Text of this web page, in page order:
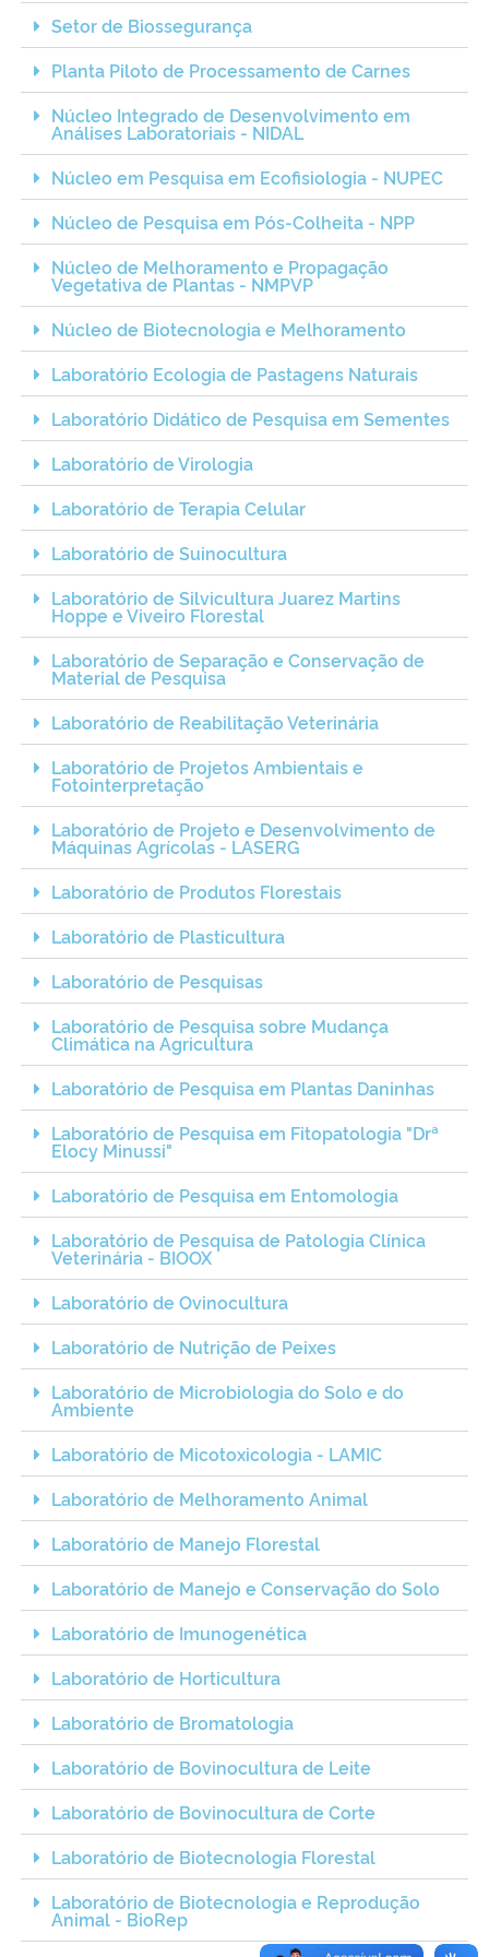
Ministério da Cidadania
Ministério da Saúde
Ministério de Minas e Energia
Ministério da Ciência, Tecnologia, Inovações e Comunicações
Ministério do Meio Ambiente
Ministério do Turismo
Ministério do Desenvolvimento Regional
Controladoria-Geral da União
Ministério da Mulher, da Família e dos Direitos Humanos
Secretaria de Governo
Gabinete de Segurança Institucional
Advocacia-Geral da União
Banco Central do Brasil
Planalto
Setor de Biossegurança
Planta Piloto de Processamento de Carnes
Núcleo Integrado de Desenvolvimento em
Análises Laboratoriais - NIDAL
Núcleo em Pesquisa em Ecofisiologia - NUPEC
Núcleo de Pesquisa em Pós-Colheita - NPP
Núcleo de Melhoramento e Propagação
Vegetativa de Plantas - NMPVP
Núcleo de Biotecnologia e Melhoramento
Laboratório Ecologia de Pastagens Naturais
Laboratório Didático de Pesquisa em Sementes
Laboratório de Virologia
Laboratório de Terapia Celular
Laboratório de Suinocultura
Laboratório de Silvicultura Juarez Martins
Hoppe e Viveiro Florestal
Laboratório de Separação e Conservação de
Material de Pesquisa
Laboratório de Reabilitação Veterinária
Laboratório de Projetos Ambientais e
Fotointerpretação
Laboratório de Projeto e Desenvolvimento de
Máquinas Agrícolas - LASERG
Laboratório de Produtos Florestais
Laboratório de Plasticultura
Laboratório de Pesquisas
Laboratório de Pesquisa sobre Mudança
Climática na Agricultura
Laboratório de Pesquisa em Plantas Daninhas
Laboratório de Pesquisa em Fitopatologia "Drª
Elocy Minussi"
Laboratório de Pesquisa em Entomologia
Laboratório de Pesquisa de Patologia Clínica
Veterinária - BIOOX
Laboratório de Ovinocultura
Laboratório de Nutrição de Peixes
Laboratório de Microbiologia do Solo e do
Ambiente
Laboratório de Micotoxicologia - LAMIC
Laboratório de Melhoramento Animal
Laboratório de Manejo Florestal
Laboratório de Manejo e Conservação do Solo
Laboratório de Imunogenética
Laboratório de Horticultura
Laboratório de Bromatologia
Laboratório de Bovinocultura de Leite
Laboratório de Bovinocultura de Corte
Laboratório de Biotecnologia Florestal
Laboratório de Biotecnologia e Reprodução
Animal - BioRep